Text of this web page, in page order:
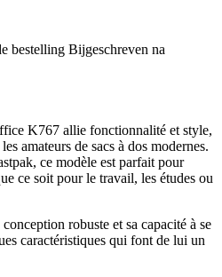
bestelling Bijgeschreven na
K767 allie fonctionnalité et style,
amateurs de sacs à dos modernes.
ce modèle est parfait pour
ce soit pour le travail, les études ou
robuste et sa capacité à se
caractéristiques qui font de lui un